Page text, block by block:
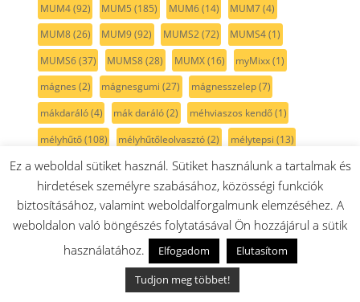
MUM4(92) MUM5 (185) MUM6(14) MUM7(4)
MUM8(26) MUM9(92) MUMS2(72) MUMS4(1)
MUMS6(37) MUMS8(28) MUMX(16) myMixx(1)
mágnes (2) mágnesgumi (27) mágnesszelep(7)
mákdaráló(4) mák daráló(2) méhviaszos kendő(1)
mélyhűtő(108) mélyhűtőleolvasztó(2) mélytepsi (13)
mérleg(2) mérőpohár(6) műanyag(31) nagyflex (5)
nagykefe(7) narancssárga(3) nedvesköszörű(1)
Neff (20) Nivona nofrost no frost (2)
nyitófül
nyomógomb (19) O-gyűrű olajsütő
optiMUM(63) padlókefe(1)
palackpolc(47) palacktartó
Ez a weboldal sütiket használ. Sütiket használunk a tartalmak és
hirdetések személyre szabásához, közösségi funkciók
biztosításához, valamint weboldalforgalmunk elemzéséhez. A
weboldalon való böngészés folytatásával Ön hozzájárul a sütik
használatához.
Elfogadom
Elutasítom
Tudjon meg többet!